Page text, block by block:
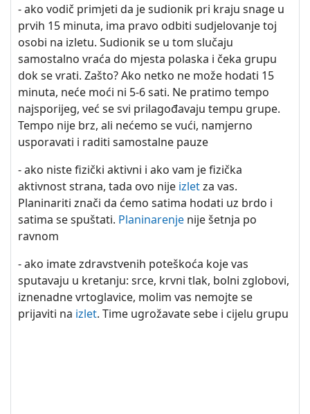
- ako vodič primjeti da je sudionik pri kraju snage u
prvih 15 minuta, ima pravo odbiti sudjelovanje toj
osobi na izletu. Sudionik se u tom slučaju
samostalno vraća do mjesta polaska i čeka grupu
dok se vrati. Zašto? Ako netko ne može hodati 15
minuta, neće moći ni 5-6 sati. Ne pratimo tempo
najsporijeg, već se svi prilagođavaju tempu grupe.
Tempo nije brz, ali nećemo se vući, namjerno
usporavati i raditi samostalne pauze
- ako niste fizički aktivni i ako vam je fizička
aktivnost strana, tada ovo nije izletza vas.
Planinariti znači da ćemo satima hodati uz brdo i
satima se spuštati. Planinarenje nije šetnja po
ravnom
- ako imate zdravstvenih poteškoća koje vas
sputavaju u kretanju: srce, krvni tlak, bolni zglobovi,
iznenadne vrtoglavice, molim vas nemojte se
prijaviti na izlet. Time ugrožavate sebe i cijelu grupu